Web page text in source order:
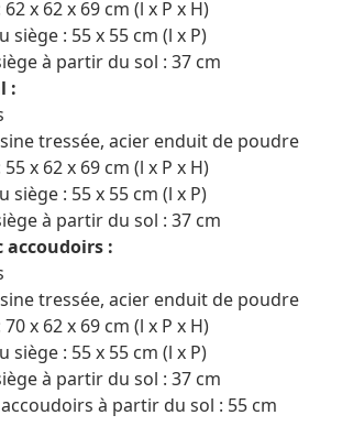
x 62 x 69 cm (l x P x H)
siège : 55 x 55 cm (l x P)
à partir du sol : 37 cm
:
tressée, acier enduit de poudre
x 62 x 69 cm (l x P x H)
siège : 55 x 55 cm (l x P)
à partir du sol : 37 cm
accoudoirs :
tressée, acier enduit de poudre
x 62 x 69 cm (l x P x H)
siège : 55 x 55 cm (l x P)
à partir du sol : 37 cm
à partir du sol : 55 cm